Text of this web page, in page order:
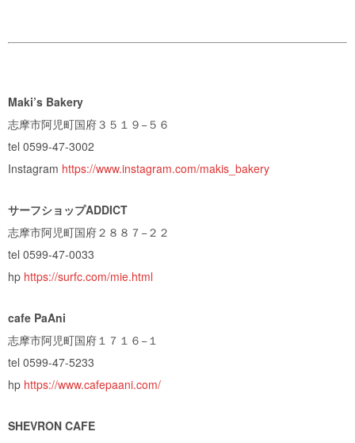
Maki’s Bakery
志摩市阿児町国府３５１９−５６
tel 0599-47-3002
Instagram https://www.instagram.com/makis_bakery
サーフショップADDICT
志摩市阿児町国府２８８７−２２
tel 0599-47-0033
hp https://surfc.com/mie.html
cafe PaAni
志摩市阿児町国府１７１６−１
tel 0599-47-5233
hp https://www.cafepaani.com/
SHEVRON CAFE